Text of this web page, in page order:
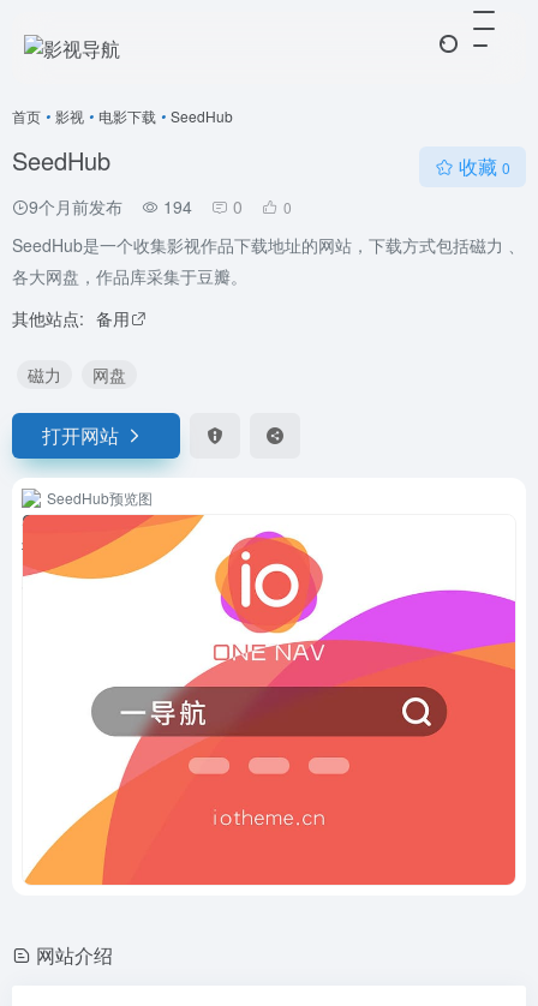
首页 • 影视 • 电影下载 • SeedHub
SeedHub
9个月前发布 194 0 0
收藏 0
SeedHub是一个收集影视作品下载地址的网站，下载方式包括磁力 、
各大网盘，作品库采集于豆瓣。
其他站点: 备用
磁力 网盘
打开网站
SeedHub预览图
网站介绍